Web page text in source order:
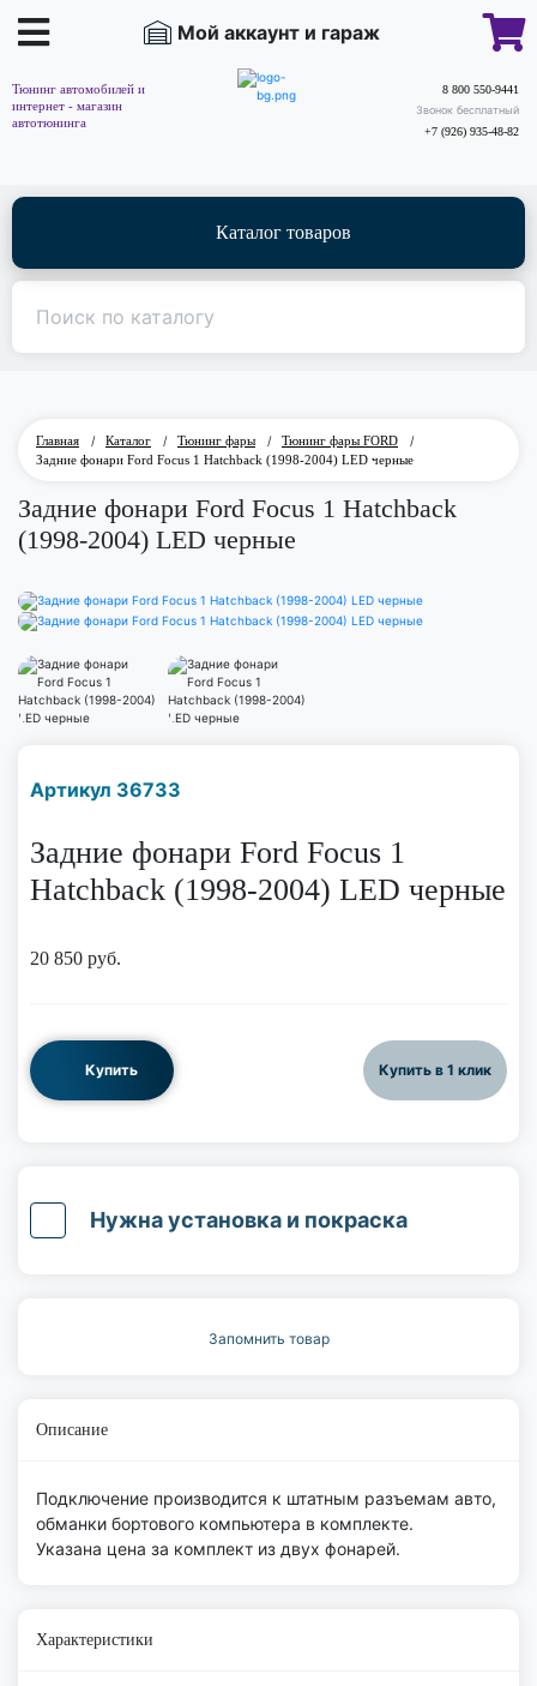
Мой аккаунт и гараж
Тюнинг автомобилей и
интернет - магазин
автотюнинга
8 800 550-9441
Звонок бесплатный
+7 (926) 935-48-82
Каталог товаров
Главная / Каталог / Тюнинг фары / Тюнинг фары FORD
/
Задние фонари Ford Focus 1 Hatchback (1998-2004) LED черные
Задние фонари Ford Focus 1 Hatchback
(1998-2004) LED черные
Артикул 36733
Задние фонари Ford Focus 1
Hatchback (1998-2004) LED черные
20 850 руб.
Купить Купить в 1 клик
Нужна установка и покраска
Запомнить товар
Описание
Подключение производится к штатным разъемам авто,
обманки бортового компьютера в комплекте.
Указана цена за комплект из двух фонарей.
Характеристики